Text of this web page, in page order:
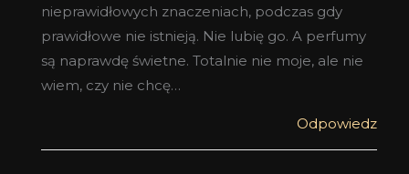
nieprawidłowych znaczeniach, podczas gdy
prawidłowe nie istnieją. Nie lubię go. A perfumy
są naprawdę świetne. Totalnie nie moje, ale nie
wiem, czy nie chcę…
Odpowiedz